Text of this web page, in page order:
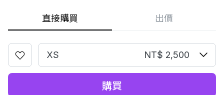
直接購買 出價
XS NT$ 2,500
購買